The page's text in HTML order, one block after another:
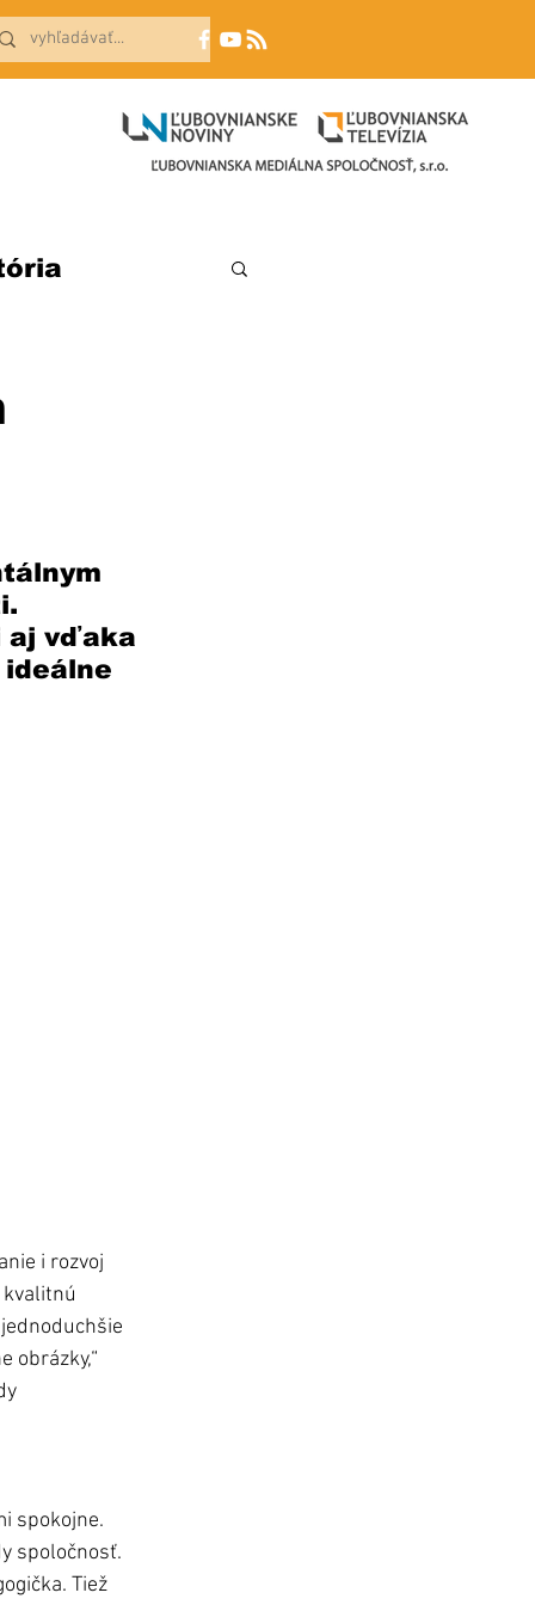
aj vďaka
i rozvoj
obrázky,“
spokojne.
spoločnosť.
Tiež